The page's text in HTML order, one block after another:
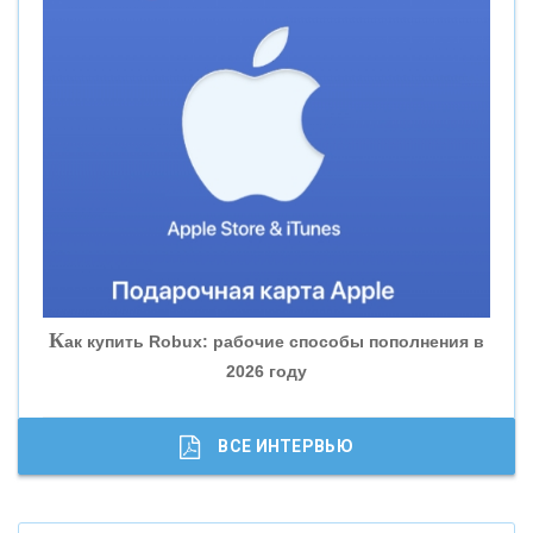
«ВНЕШПРОМБАНК»
«БАНК ГЛОБЭКС»
«СОВКОМБАНК»
«ГАЗПРОМБАНК»
«МОСКОВСКИЙ КРЕДИТНЫЙ БАНК»
Как купить Robux: рабочие способы пополнения в
2026 году
ВСЕ ИНТЕРВЬЮ